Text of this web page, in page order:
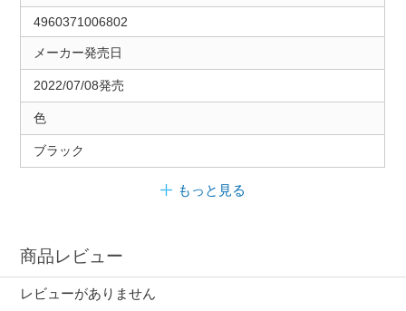
4960371006802
メーカー発売日
2022/07/08発売
色
ブラック
もっと見る
商品レビュー
レビューがありません